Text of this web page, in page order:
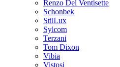
Renzo Del Ventisette
Schonbek
StilLux
Sylcom
Terzani
Tom Dixon
Vibia
Vistosi